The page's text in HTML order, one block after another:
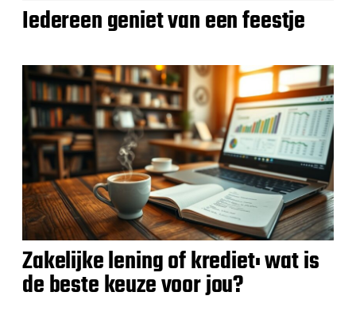
Iedereen geniet van een feestje
Zakelijke lening of krediet: wat is
de beste keuze voor jou?